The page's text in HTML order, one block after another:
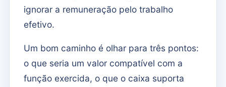
ignorar a remuneração pelo trabalho
efetivo.
Um bom caminho é olhar para três pontos:
o que seria um valor compatível com a
função exercida, o que o caixa suporta